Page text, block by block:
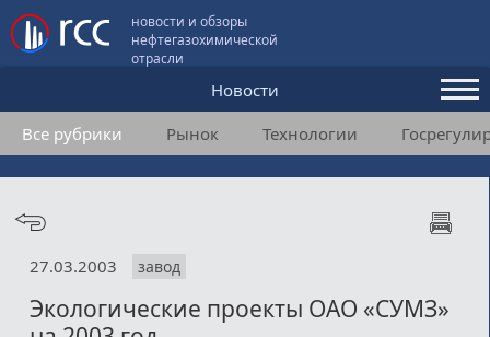
новости и обзоры
нефтегазохимической
отрасли
Новости
Аналитика и мнения
Конференции
Все рубрики Рынок Технологии
27.03.2003 завод
Экологические проекты ОАО «СУМЗ»